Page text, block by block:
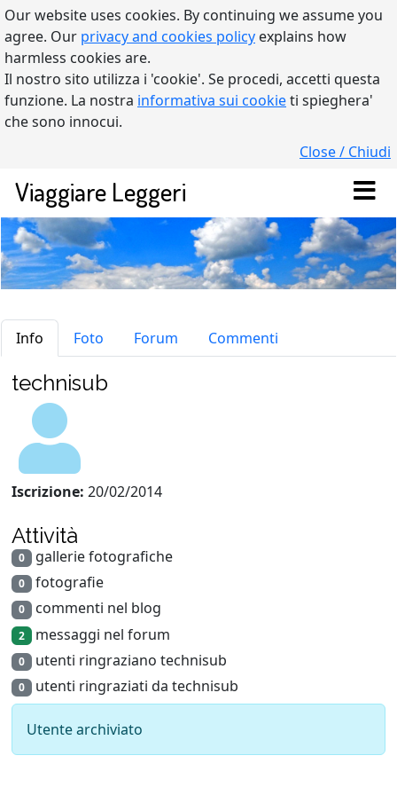
Our website uses cookies. By continuing we assume you
agree. Our privacy and cookies policy explains how
harmless cookies are.
Il nostro sito utilizza i 'cookie'. Se procedi, accetti questa
funzione. La nostra informativa sui cookieti spieghera'
che sono innocui.
Close / Chiudi
Viaggiare Leggeri
Info Foto Forum Commenti
technisub
Iscrizione: 20/02/2014
Attività
0 gallerie fotografiche
0 fotografie
0 commenti nel blog
2 messaggi nel forum
0 utenti ringraziano technisub
0 utenti ringraziati da technisub
Utente archiviato